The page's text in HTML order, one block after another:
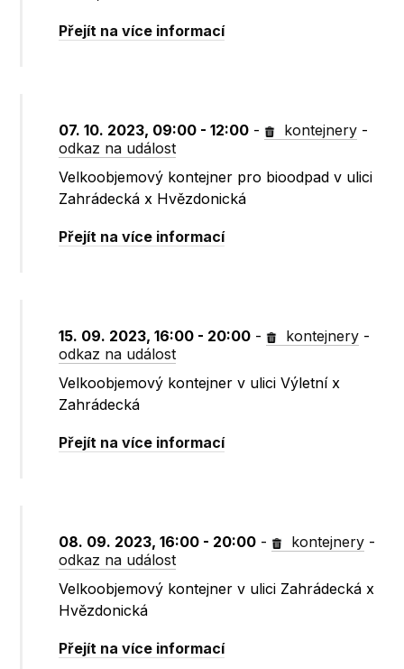
Přejít na více informací
07. 10. 2023, 09:00 - 12:00 - kontejnery -
odkaz na událost
Velkoobjemový kontejner pro bioodpad v ulici
Zahrádecká x Hvězdonická
Přejít na více informací
15. 09. 2023, 16:00 - 20:00 - kontejnery -
odkaz na událost
Velkoobjemový kontejner v ulici Výletní x
Zahrádecká
Přejít na více informací
08. 09. 2023, 16:00 - 20:00 - kontejnery -
odkaz na událost
Velkoobjemový kontejner v ulici Zahrádecká x
Hvězdonická
Přejít na více informací